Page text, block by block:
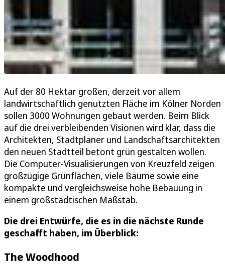
Auf der 80 Hektar großen, derzeit vor allem
landwirtschaftlich genutzten Fläche im Kölner Norden
sollen 3000 Wohnungen gebaut werden. Beim Blick
auf die drei verbleibenden Visionen wird klar, dass die
Architekten, Stadtplaner und Landschaftsarchitekten
den neuen Stadtteil betont grün gestalten wollen.
Die Computer-Visualisierungen von Kreuzfeld zeigen
großzügige Grünflächen, viele Bäume sowie eine
kompakte und vergleichsweise hohe Bebauung in
einem großstädtischen Maßstab.
Die drei Entwürfe, die es in die nächste Runde
geschafft haben, im Überblick:
The Woodhood